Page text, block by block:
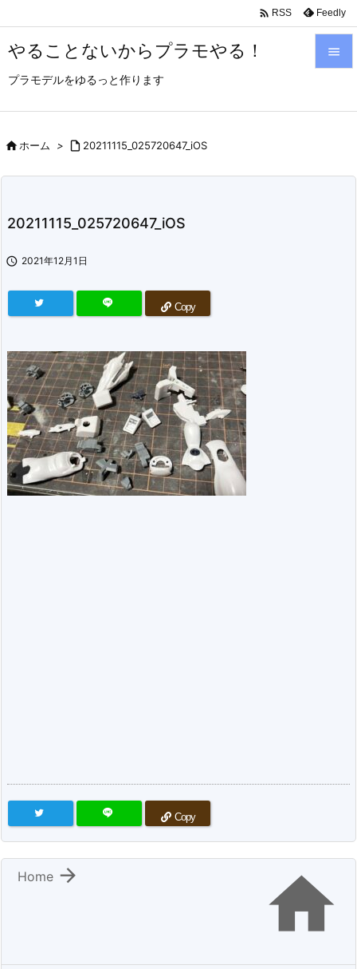
やることないからプラモやる！
プラモデルをゆるっと作ります

 RSS Feedly
ホーム >  20211115_025720647_iOS
20211115_025720647_iOS
 2021年12月1日
Copy
Copy


Home